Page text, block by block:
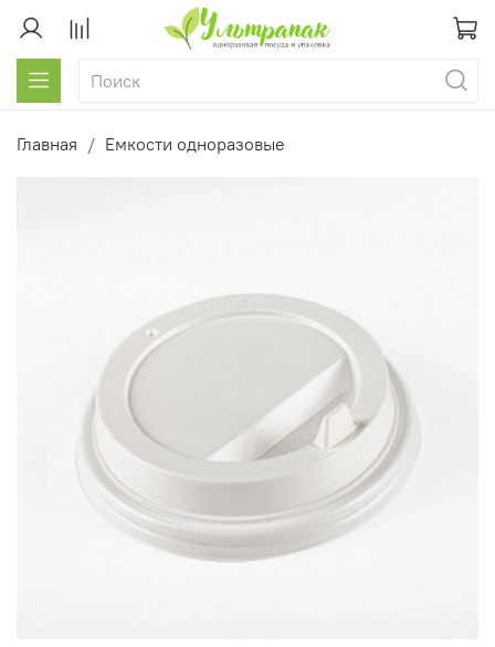
Главная Емкости одноразовые